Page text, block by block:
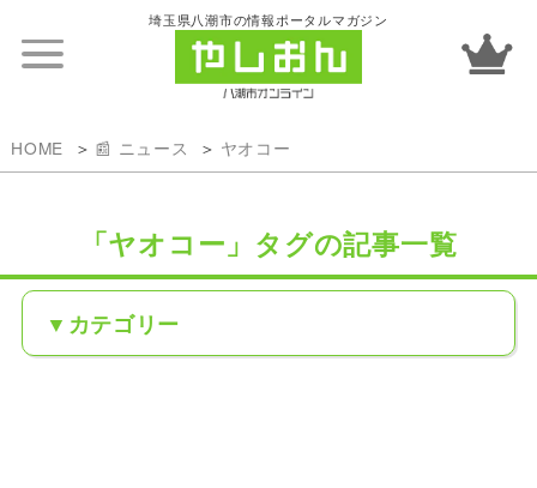
埼玉県八潮市の情報ポータルマガジン
HOME 📰 ニュース ヤオコー
「ヤオコー」タグの記事一覧
カテゴリー